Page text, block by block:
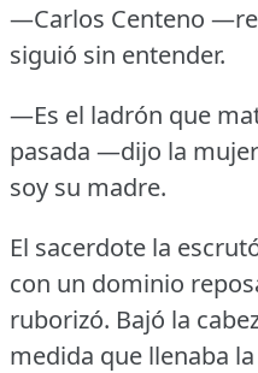
—Carlos Centeno
siguió sin entender.
—Es el ladrón que
pasada —dijo la
soy su madre.
El sacerdote la
con un dominio
ruborizó. Bajó la
medida que llenaba